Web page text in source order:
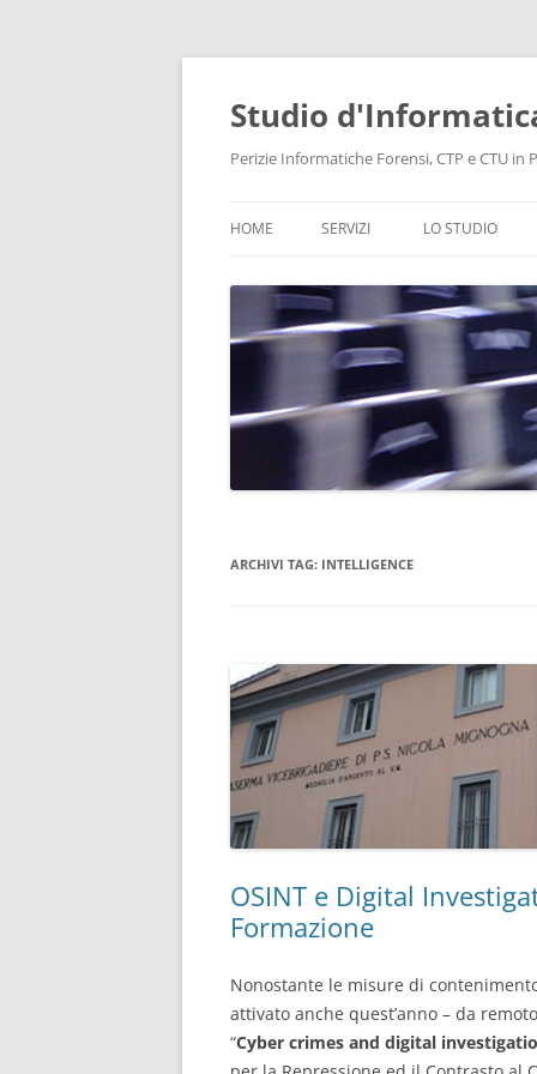
Vai
contenuto
Studio
Perizie Informatiche Forensi, CTP e CTU in
HOME SERVIZI
CONSULENZA INFORMATICA
PROTEZIONE DATI E PRIVACY
RECUPERO DATI
CONSULENTE INFORMATICO
LO STUDIO
ARCHIVI TAG: INTELLIGENCE
OSINT e Digital
Formazione
Nonostante le misure di
attivato anche quest’anno – da
“Cyber crimes and digital